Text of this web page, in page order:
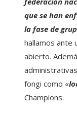
que se han
la fase de
hallamos ante
abierto.
fongi como «
Champions.